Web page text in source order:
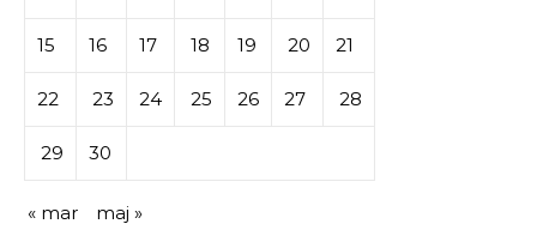
15 16 17 18 19 20 21
22 23 24 25 26 27 28
29 30
« mar maj »